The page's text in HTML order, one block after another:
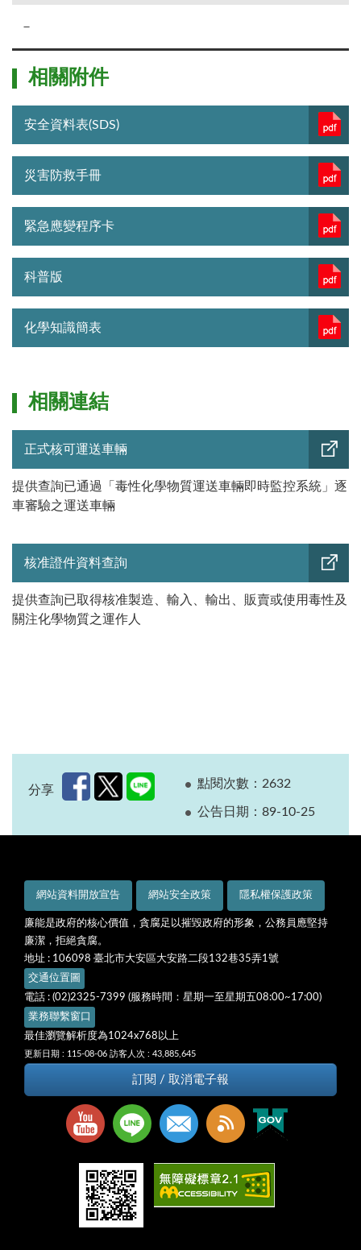
－
相關附件
安全資料表(SDS)
災害防救手冊
緊急應變程序卡
科普版
化學知識簡表
相關連結
正式核可運送車輛
提供查詢已通過「毒性化學物質運送車輛即時監控系統」逐
車審驗之運送車輛
核准證件資料查詢
提供查詢已取得核准製造、輸入、輸出、販賣或使用毒性及
關注化學物質之運作人
分享 點閱次數：2632
公告日期：89-10-25
網站資料開放宣告 網站安全政策 隱私權保護政策
廉能是政府的核心價值，貪腐足以摧毀政府的形象，公務員應堅持
廉潔，拒絕貪腐。
地址 : 106098 臺北市大安區大安路二段132巷35弄1號
交通位置圖
電話 : (02)2325-7399 (服務時間：星期一至星期五08:00~17:00)
業務聯繫窗口
最佳瀏覽解析度為1024x768以上
更新日期 : 115-08-06 訪客人次 : 43,885,645
訂閱 / 取消電子報